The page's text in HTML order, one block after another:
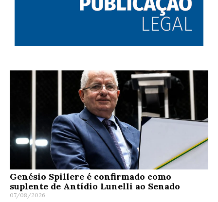
Genésio Spillere é confirmado como
suplente de Antídio Lunelli ao Senado
07/08/2026